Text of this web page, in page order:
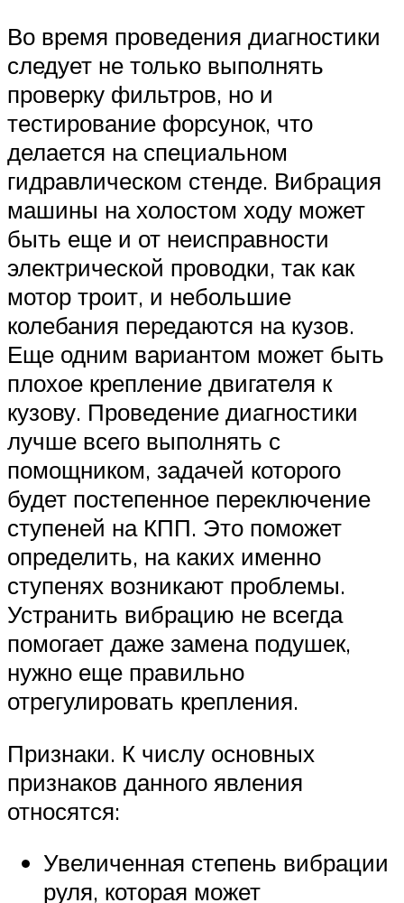
Во время проведения диагностики
следует не только выполнять
проверку фильтров, но и
тестирование форсунок, что
делается на специальном
гидравлическом стенде. Вибрация
машины на холостом ходу может
быть еще и от неисправности
электрической проводки, так как
мотор троит, и небольшие
колебания передаются на кузов.
Еще одним вариантом может быть
плохое крепление двигателя к
кузову. Проведение диагностики
лучше всего выполнять с
помощником, задачей которого
будет постепенное переключение
ступеней на КПП. Это поможет
определить, на каких именно
ступенях возникают проблемы.
Устранить вибрацию не всегда
помогает даже замена подушек,
нужно еще правильно
отрегулировать крепления.
Признаки. К числу основных
признаков данного явления
относятся:
Увеличенная степень вибрации
руля, которая может